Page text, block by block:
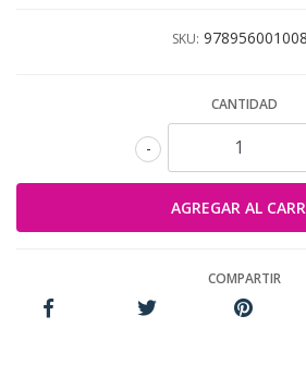
SKU:
CANTIDAD
-
COMPARTIR